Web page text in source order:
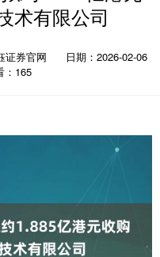
术有限公司
证券官网
日期：2026-02-06
：165